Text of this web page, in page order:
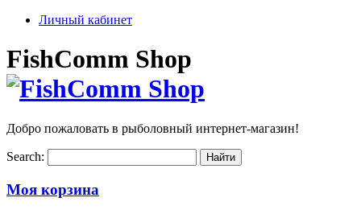
Личный кабинет
FishComm Shop
Добро пожаловать в рыболовный интернет-магазин!
Search:
Моя корзина